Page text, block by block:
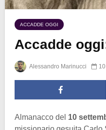
ACCADDE OGGI
Accadde
Alessandro Marinucci
Almanacco del 10